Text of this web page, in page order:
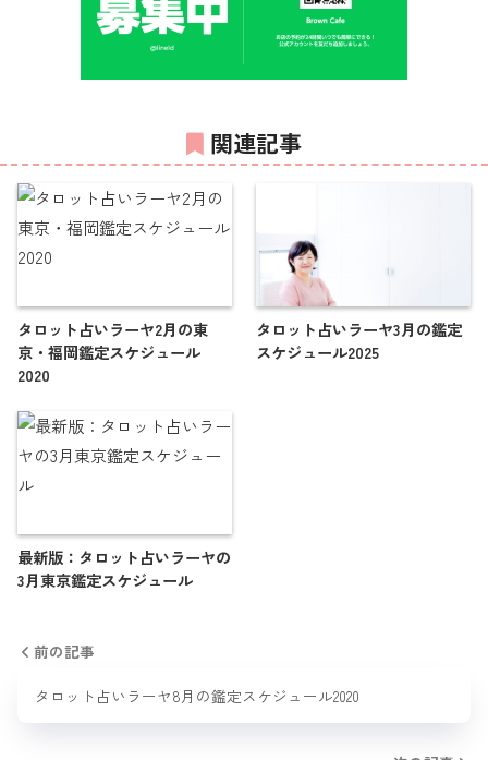
関連記事
タロット占いラーヤ2月の東
京・福岡鑑定スケジュール
2020
タロット占いラーヤ3月の鑑定
スケジュール2025
最新版：タロット占いラーヤの
3月東京鑑定スケジュール
前の記事
タロット占いラーヤ8月の鑑定スケジュール2020